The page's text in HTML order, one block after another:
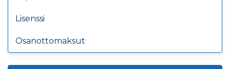
Lisenssi
Osanottomaksut